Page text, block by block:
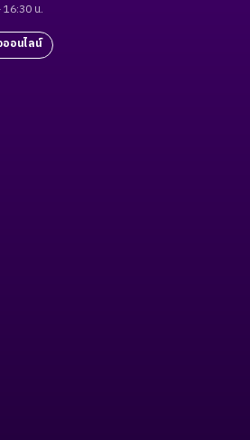
16:30 น.
ออนไลน์